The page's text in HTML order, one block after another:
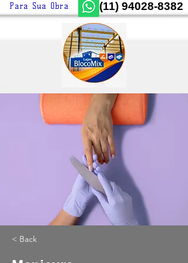
Para Sua Obra
(11) 94028-8382
< Back